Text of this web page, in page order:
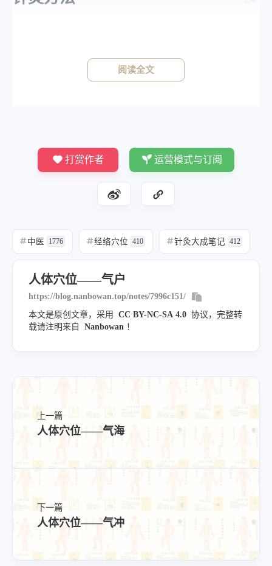
阅读全文
打赏作者 运营模式与订阅
#中医 1776 #经络穴位 410 #针灸大成笔记 412
人体穴位——气户
https://blog.nanbowan.top/notes/7996c151/
本文是原创文章，采用
CC BY-NC-SA 4.0 协议，完整转
载请注明来自
Nanbowan ！
上一篇
人体穴位——气海
下一篇
人体穴位——气冲